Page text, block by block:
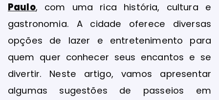
Paulo, com uma rica história, cultura e
gastronomia. A cidade oferece diversas
opções de lazer e entretenimento para
quem quer conhecer seus encantos e se
divertir. Neste artigo, vamos apresentar
algumas sugestões de passeios em